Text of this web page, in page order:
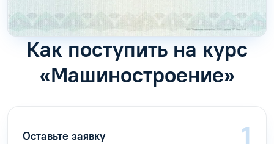
Как поступить на курс
«Машиностроение»
Оставьте заявку